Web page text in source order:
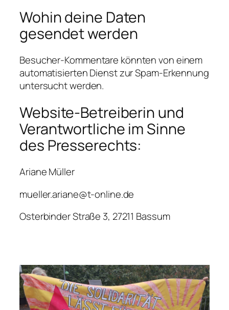
Wohin deine Daten
gesendet werden
Besucher-Kommentare könnten von einem
automatisierten Dienst zur Spam-Erkennung
untersucht werden.
Website-Betreiberin und
Verantwortliche im Sinne
des Presserechts:
Ariane Müller
mueller.ariane@t-online.de
Osterbinder Straße 3, 27211 Bassum